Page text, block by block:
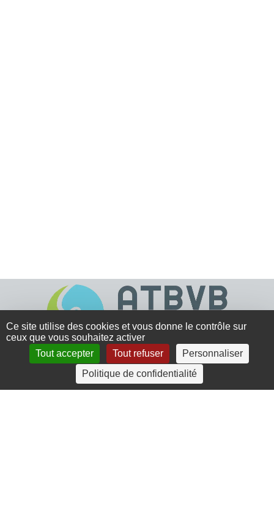
4 rue Crec’h-Ugen
22810 Belle Isle en Terre
Ce site utilise des cookies et vous donne le contrôle sur
ceux que vous souhaitez activer
Tout accepter
Tout refuser
Personnaliser
Politique de confidentialité